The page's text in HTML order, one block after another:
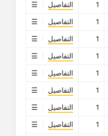
1
التفاصيل
1
التفاصيل
1
التفاصيل
1
التفاصيل
1
التفاصيل
1
التفاصيل
1
التفاصيل
1
التفاصيل